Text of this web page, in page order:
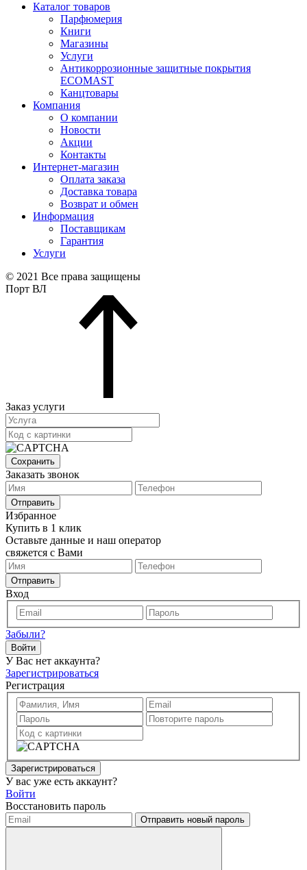
Каталог товаров
Парфюмерия
Книги
Магазины
Услуги
Антикоррозионные защитные покрытия
ECOMAST
Канцтовары
Компания
О компании
Новости
Акции
Контакты
Интернет-магазин
Оплата заказа
Доставка товара
Возврат и обмен
Информация
Поставщикам
Гарантия
Услуги
© 2021 Все права защищены
Порт ВЛ
Заказ услуги
Сохранить
Заказать звонок
Отправить
Избранное
Купить в 1 клик
Оставьте данные и наш оператор
свяжется с Вами
Отправить
Вход
Забыли?
Войти
У Вас нет аккаунта?
Зарегистрироваться
Регистрация
Зарегистрироваться
У вас уже есть аккаунт?
Войти
Восстановить пароль
Отправить новый пароль